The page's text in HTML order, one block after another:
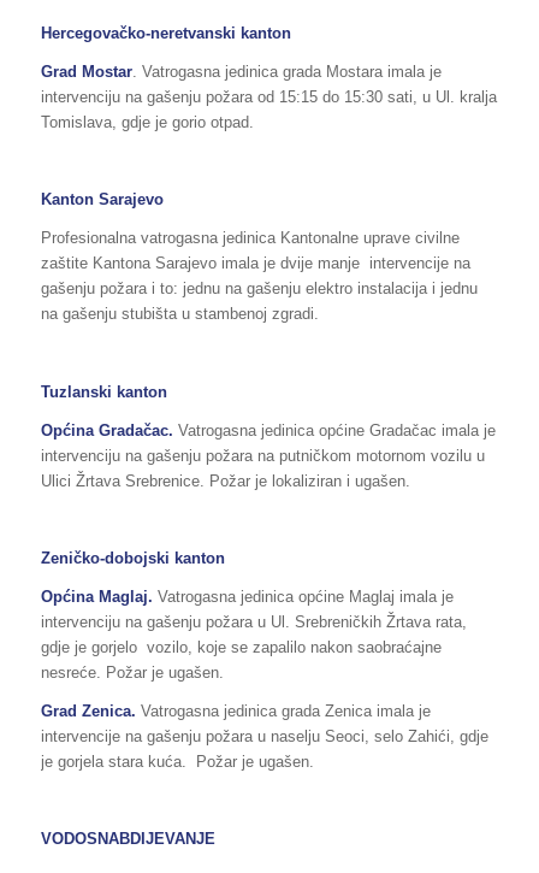
Hercegovačko-neretvanski kanton
Grad Mostar. Vatrogasna jedinica grada Mostara imala je
intervenciju na gašenju požara od 15:15 do 15:30 sati, u Ul. kralja
Tomislava, gdje je gorio otpad.
Kanton Sarajevo
Profesionalna vatrogasna jedinica Kantonalne uprave civilne
zaštite Kantona Sarajevo imala je dvije manje intervencije na
gašenju požara i to: jednu na gašenju elektro instalacija i jednu
na gašenju stubišta u stambenoj zgradi.
Tuzlanski kanton
Općina Gradačac. Vatrogasna jedinica općine Gradačac imala je
intervenciju na gašenju požara na putničkom motornom vozilu u
Ulici Žrtava Srebrenice. Požar je lokaliziran i ugašen.
Zeničko-dobojski kanton
Općina Maglaj. Vatrogasna jedinica općine Maglaj imala je
intervenciju na gašenju požara u Ul. Srebreničkih Žrtava rata,
gdje je gorjelo vozilo, koje se zapalilo nakon saobraćajne
nesreće. Požar je ugašen.
Grad Zenica. Vatrogasna jedinica grada Zenica imala je
intervencije na gašenju požara u naselju Seoci, selo Zahići, gdje
je gorjela stara kuća. Požar je ugašen.
VODOSNABDIJEVANJE